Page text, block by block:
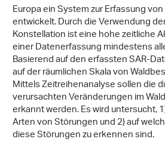
Europa ein System zur Erfassung
entwickelt. Durch die Verwendung
Konstellation ist eine hohe zeitliche
einer Datenerfassung mindestens
Basierend auf den erfassten SAR-
auf der räumlichen Skala von
Mittels Zeitreihenanalyse sollen die
verursachten Veränderungen im
erkannt werden. Es wird untersucht,
Arten von Störungen und 2) auf
diese Störungen zu erkennen sind.